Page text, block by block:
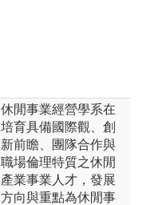
休閒事業經營學系在
培育具備國際觀、創
新前瞻、團隊合作與
職場倫理特質之休閒
產業事業人才，發展
方向與重點為休閒事